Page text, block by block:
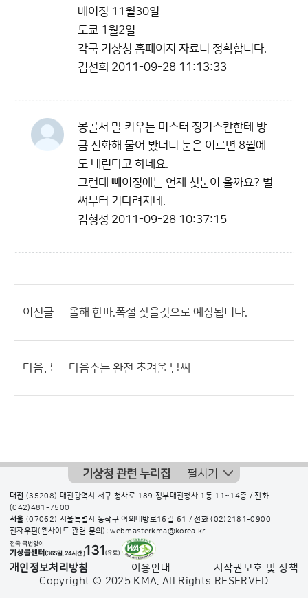
베이징 11월30일
도쿄 1월2일
각국 기상청 홈페이지 자료니 정확합니다.
김선희 2011-09-28 11:13:33
몽골서 말 키우는 미스터 징기스칸한테 방
금 전화해 물어 봤더니 눈은 이르면 8월에
도 내린다고 하네요.
그런데 뻬이징에는 언제 첫눈이 올까요? 벌
써부터 기다려지네.
김형성 2011-09-28 10:37:15
이전글 올해 한파.폭설 잦을것으로 예상됩니다.
다음글 다음주는 완전 초겨울 날씨
기상청 관련 누리집 펼치기
대전 (35208) 대전광역시 서구 청사로 189 정부대전청사 1동 11~14층 / 전화
(042)481-7500
서울 (07062) 서울특별시 동작구 여의대방로16길 61 / 전화(02)2181-0900
전자우편(웹사이트 관련 문의): webmasterkma@korea.kr
개인정보처리방침 이용안내
저작권보호 및 정책
Copyright © 2025 KMA. All Rights RESERVED